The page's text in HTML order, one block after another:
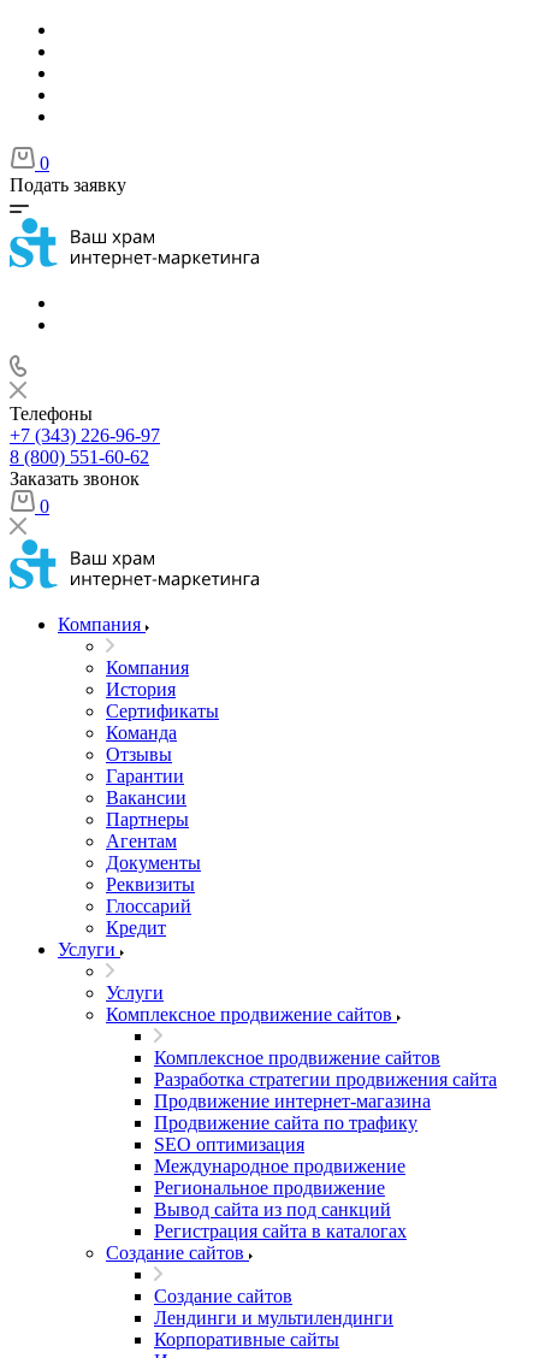
0
Подать заявку
Телефоны
+7 (343) 226-96-97
8 (800) 551-60-62
Заказать звонок
0
Компания
Компания
История
Сертификаты
Команда
Отзывы
Гарантии
Вакансии
Партнеры
Агентам
Документы
Реквизиты
Глоссарий
Кредит
Услуги
Услуги
Комплексное продвижение сайтов
Комплексное продвижение сайтов
Разработка стратегии продвижения сайта
Продвижение интернет-магазина
Продвижение сайта по трафику
SEO оптимизация
Международное продвижение
Региональное продвижение
Вывод сайта из под санкций
Регистрация сайта в каталогах
Создание сайтов
Создание сайтов
Лендинги и мультилендинги
Корпоративные сайты